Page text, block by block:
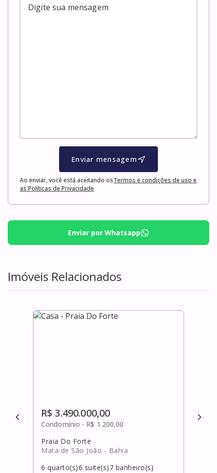
Enviar mensagem
Ao enviar, você está aceitando osTermos e condições de uso e
as Políticas de Privacidade
Enviar por Whatsapp
Imóveis Relacionados
R$ 3.490.000,00
Condomínio - R$ 1.200,00
Praia Do Forte
Mata de São João - Bahia
6 quarto(s)6 suite(s)7 banheiro(s)
R$